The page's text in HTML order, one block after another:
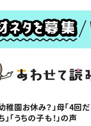
稚園お休み？」母「4
「うちの子も！」の声